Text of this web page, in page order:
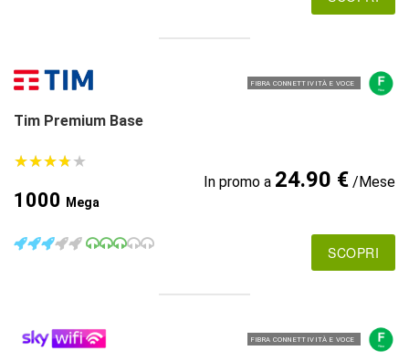
FIBRA CONNETTIVITÀ E VOCE
Tim Premium Base
★★★★★
★★★★★
1000 Mega
In promo a 24.90 €/Mese
SCOPRI
FIBRA CONNETTIVITÀ E VOCE